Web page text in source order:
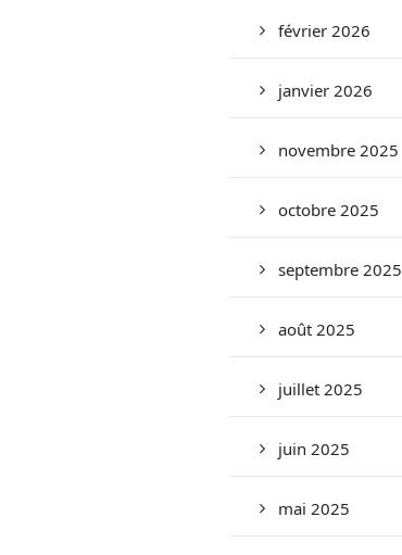
février 2026
janvier 2026
novembre 2025
octobre 2025
septembre 2025
août 2025
juillet 2025
juin 2025
mai 2025